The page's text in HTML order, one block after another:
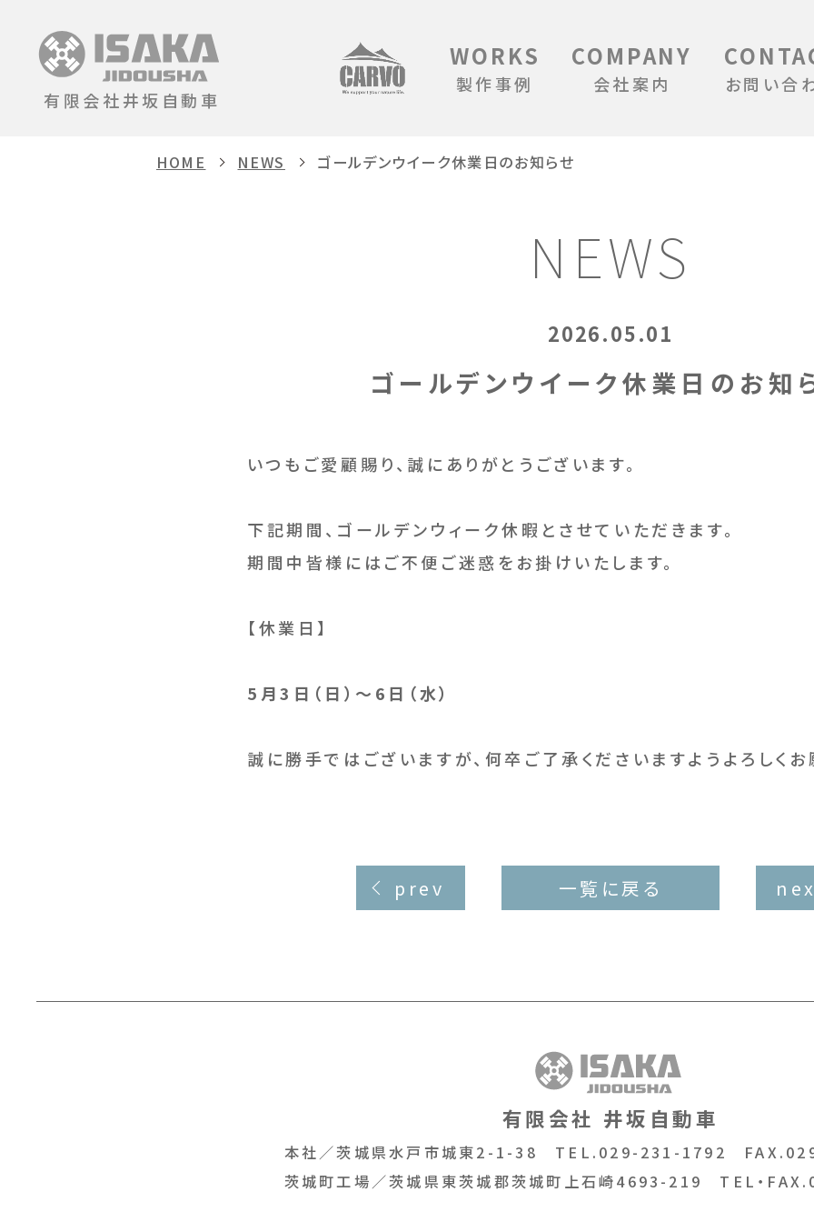
有限会社井坂自動車
WORKS
製作事例
COMPANY
会社案内 お問い合
HOME NEWS ゴールデンウイーク休業日のお知らせ
NEWS
2026.05.01
ゴールデンウイーク休業日のお知
いつもご愛顧賜り、誠にありがとうございます。
下記期間、ゴールデンウィーク休暇とさせていただきます。
期間中皆様にはご不便ご迷惑をお掛けいたします。
【休業日】
5月3日（日）～6日（水）
誠に勝手ではございますが、何卒ご了承くださいますようよろしくお
prev 一覧に戻る
有限会社 井坂自動車
本社／茨城県水戸市城東2-1-38 TEL.029-231-1792
茨城町工場／茨城県東茨城郡茨城町上石崎4693-219 TEL・